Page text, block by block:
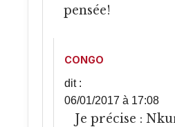
pensée!
CONGO
dit :
06/01/2017 à 17:08
Je précise : Nkurunziza fait ce